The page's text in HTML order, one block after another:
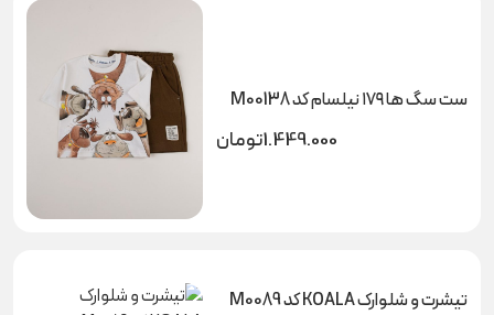
ست سگ ها ۱۷۹ نیلسام کد M00138
1.449.000تومان
تیشرت و شلوارک KOALA کد M0089